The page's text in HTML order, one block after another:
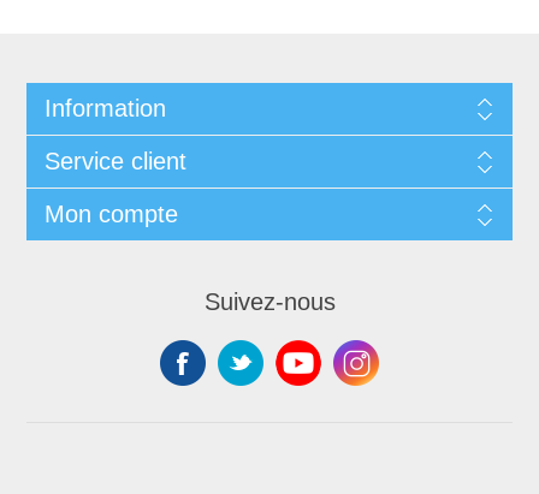
Information
Service client
Mon compte
Suivez-nous